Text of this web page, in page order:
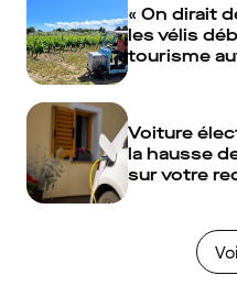
« On dirait
les vélis
tourisme
Voiture
la hausse
sur votre